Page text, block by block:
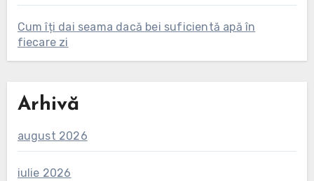
Cum îți dai seama dacă bei suficientă apă în
fiecare zi
Arhivă
august 2026
iulie 2026